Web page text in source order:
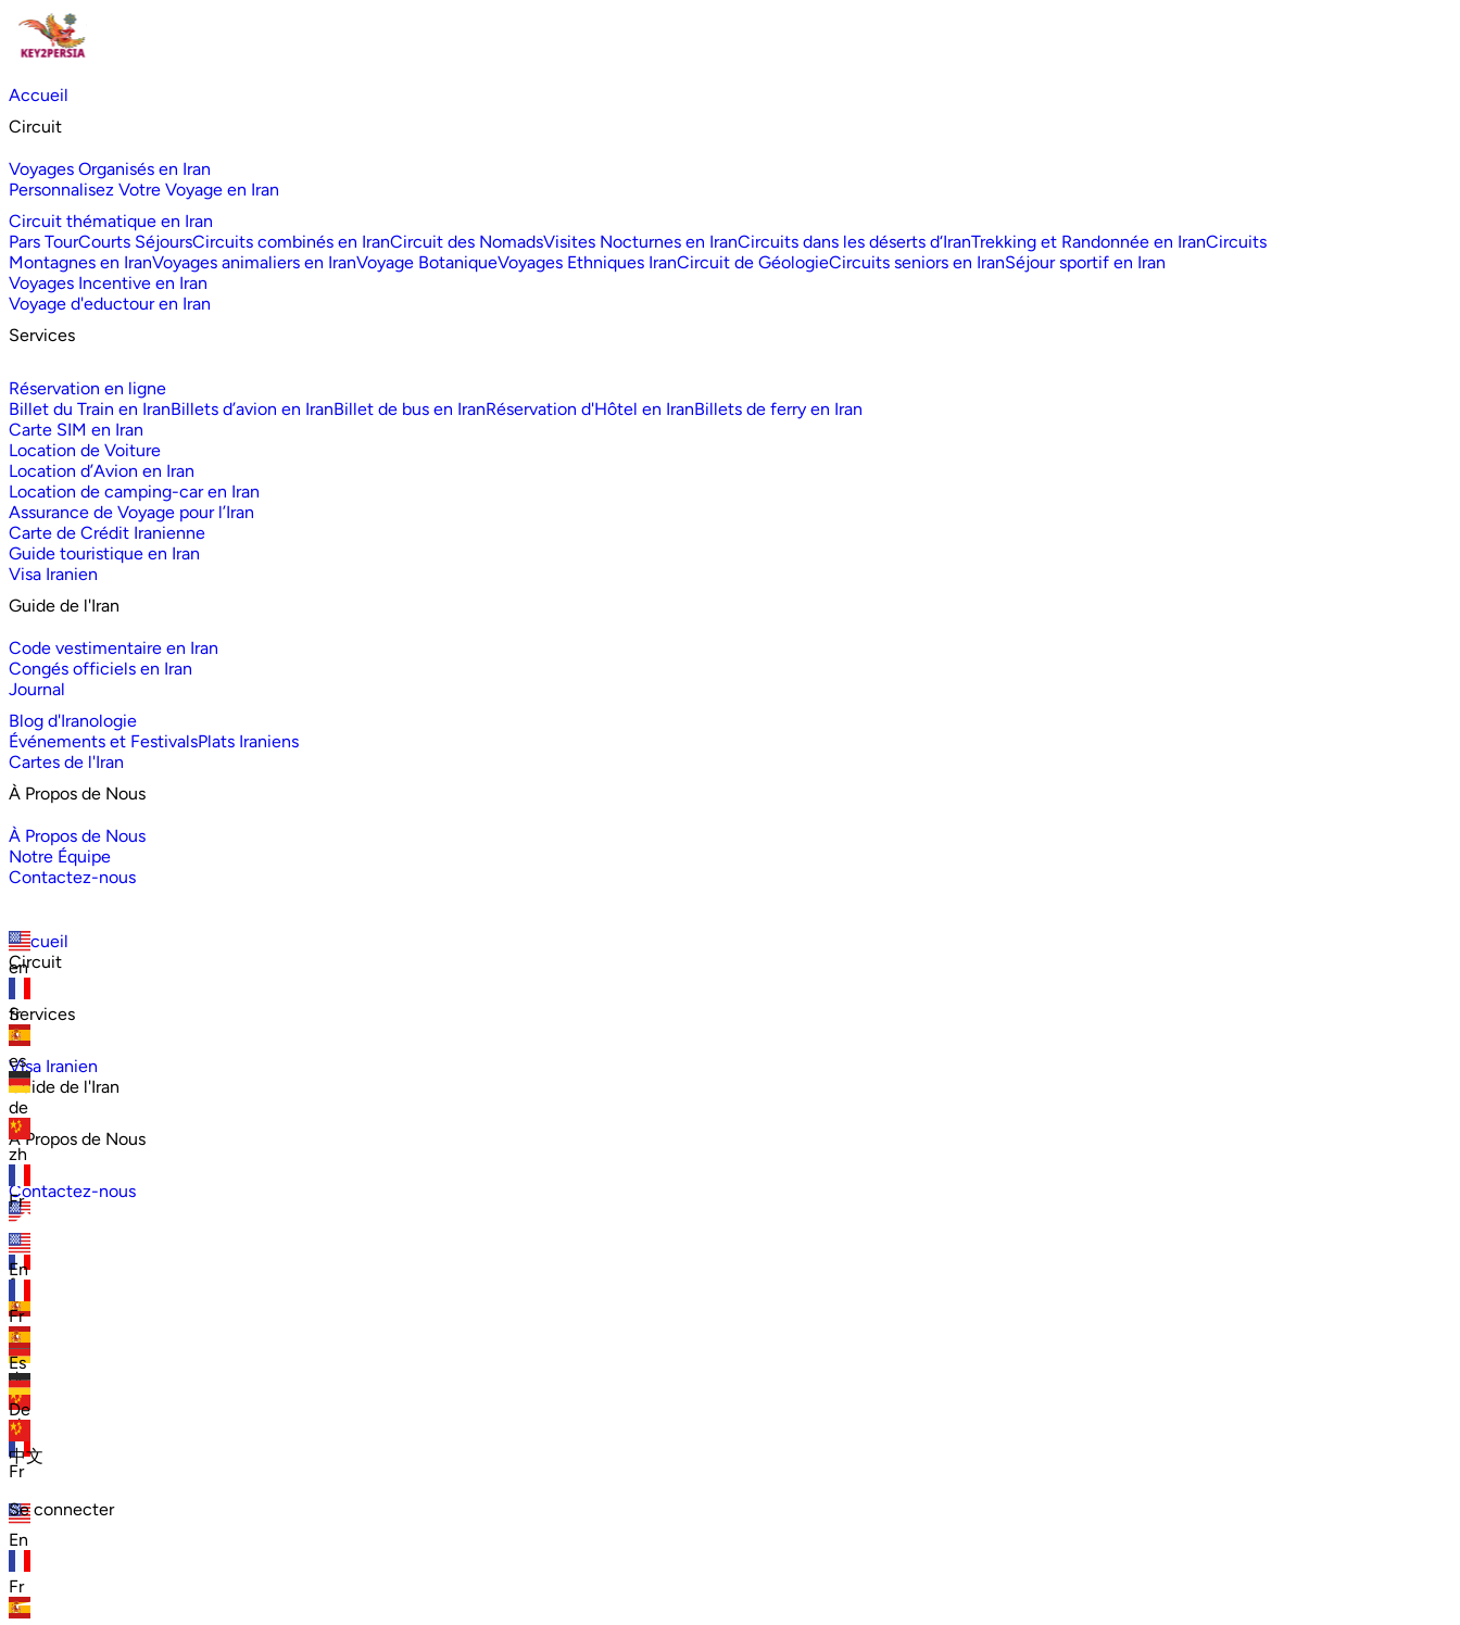
Accueil
Circuit
Voyages Organisés en Iran
Personnalisez Votre Voyage en Iran
Circuit thématique en Iran
Pars TourCourts SéjoursCircuits combinés en IranCircuit des NomadsVisites Nocturnes en IranCircuits dans les déserts d‘IranTrekking et Randonnée en IranCircuits
Montagnes en IranVoyages animaliers en IranVoyage BotaniqueVoyages Ethniques IranCircuit de GéologieCircuits seniors en IranSéjour sportif en Iran
Voyages Incentive en Iran
Voyage d'eductour en Iran
Services
Réservation en ligne
Billet du Train en IranBillets d’avion en IranBillet de bus en IranRéservation d'Hôtel en IranBillets de ferry en Iran
Carte SIM en Iran
Location de Voiture
Location d’Avion en Iran
Location de camping-car en Iran
Assurance de Voyage pour l’Iran
Carte de Crédit Iranienne
Guide touristique en Iran
Visa Iranien
Guide de l'Iran
Code vestimentaire en Iran
Congés officiels en Iran
Journal
Blog d'Iranologie
Événements et FestivalsPlats Iraniens
Cartes de l'Iran
À Propos de Nous
À Propos de Nous
Notre Équipe
Contactez-nous
Accueil
Circuit
Services
Visa Iranien
Guide de l'Iran
À Propos de Nous
Contactez-nous
en
fr
es
de
zh
Fr
En
Fr
en
fr
es
de
zh
Fr
En
Fr
Es
De
中文
Se connecter